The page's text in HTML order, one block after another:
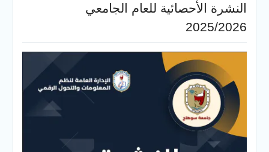
النشرة الأحصائية للعام الجامعي
2025/2026